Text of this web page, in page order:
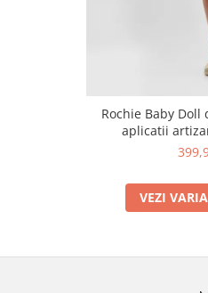
Rochie Baby Doll
aplicatii
VEZI